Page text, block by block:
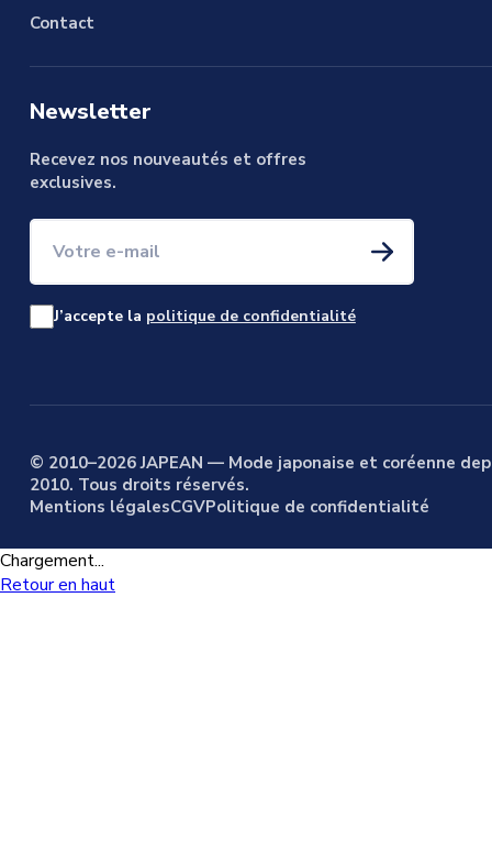
Contact
Newsletter
Recevez nos nouveautés et offres
exclusives.
J’accepte la politique de confidentialité
© 2010–2026 JAPEAN — Mode japonaise et coréenne
2010. Tous droits réservés.
Mentions légalesCGVPolitique de confidentialité
Chargement...
Retour en haut